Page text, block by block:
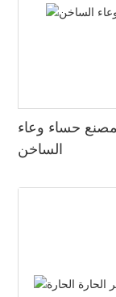
حساء وعاء
الساخن